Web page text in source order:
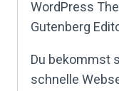
WordPress
Gutenberg
Du bekommst
schnelle